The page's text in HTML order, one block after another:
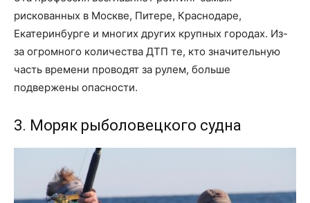
рискованных в Москве, Питере, Краснодаре,
Екатеринбурге и многих других крупных городах. Из-
за огромного количества ДТП те, кто значительную
часть времени проводят за рулем, больше
подвержены опасности.
3. Моряк рыболовецкого судна